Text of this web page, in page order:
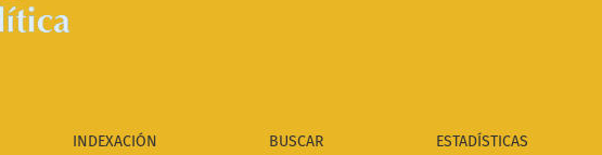
INDEXACIÓN BUSCAR ESTADÍSTICAS